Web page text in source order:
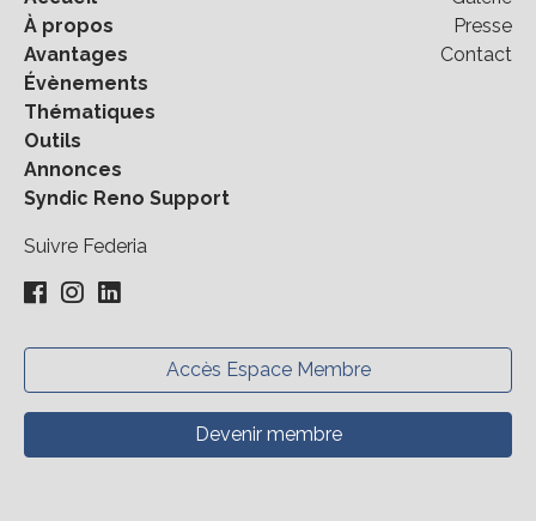
À propos
Avantages
Évènements
Thématiques
Outils
Annonces
Syndic Reno Support
Presse
Contact
Suivre Federia
Accès Espace Membre
Devenir membre